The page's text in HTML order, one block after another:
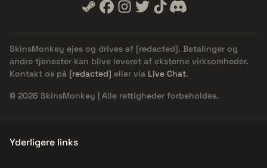
SkinsMonkey ejes og drives af [redacted]. Betalinger og
andre tjenester kan blive leveret af eksterne virksomheder.
Kontakt os på [redacted] eller via Live Chat.
© 2026 SkinsMonkey | Alle rettigheder forbeholdes.
Yderligere links